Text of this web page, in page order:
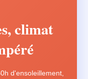
climat
d'ensoleillement,